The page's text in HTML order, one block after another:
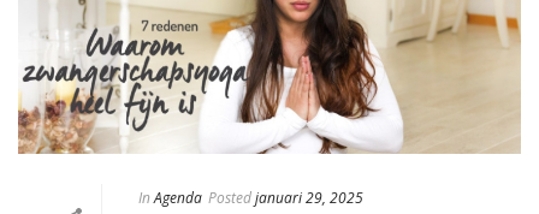
In Agenda Postedjanuari 29, 2025